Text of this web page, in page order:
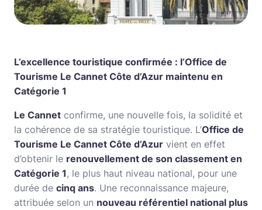
L’excellence touristique confirmée : l’Office de
Tourisme Le Cannet Côte d’Azur maintenu en
Catégorie 1
Le Cannet confirme, une nouvelle fois, la solidité et
la cohérence de sa stratégie touristique. L’Office de
Tourisme Le Cannet Côte d’Azur vient en effet
d’obtenir le renouvellement de son classement en
Catégorie 1 , le plus haut niveau national, pour une
durée de cinq ans. Une reconnaissance majeure,
attribuée selon un nouveau référentiel national plus